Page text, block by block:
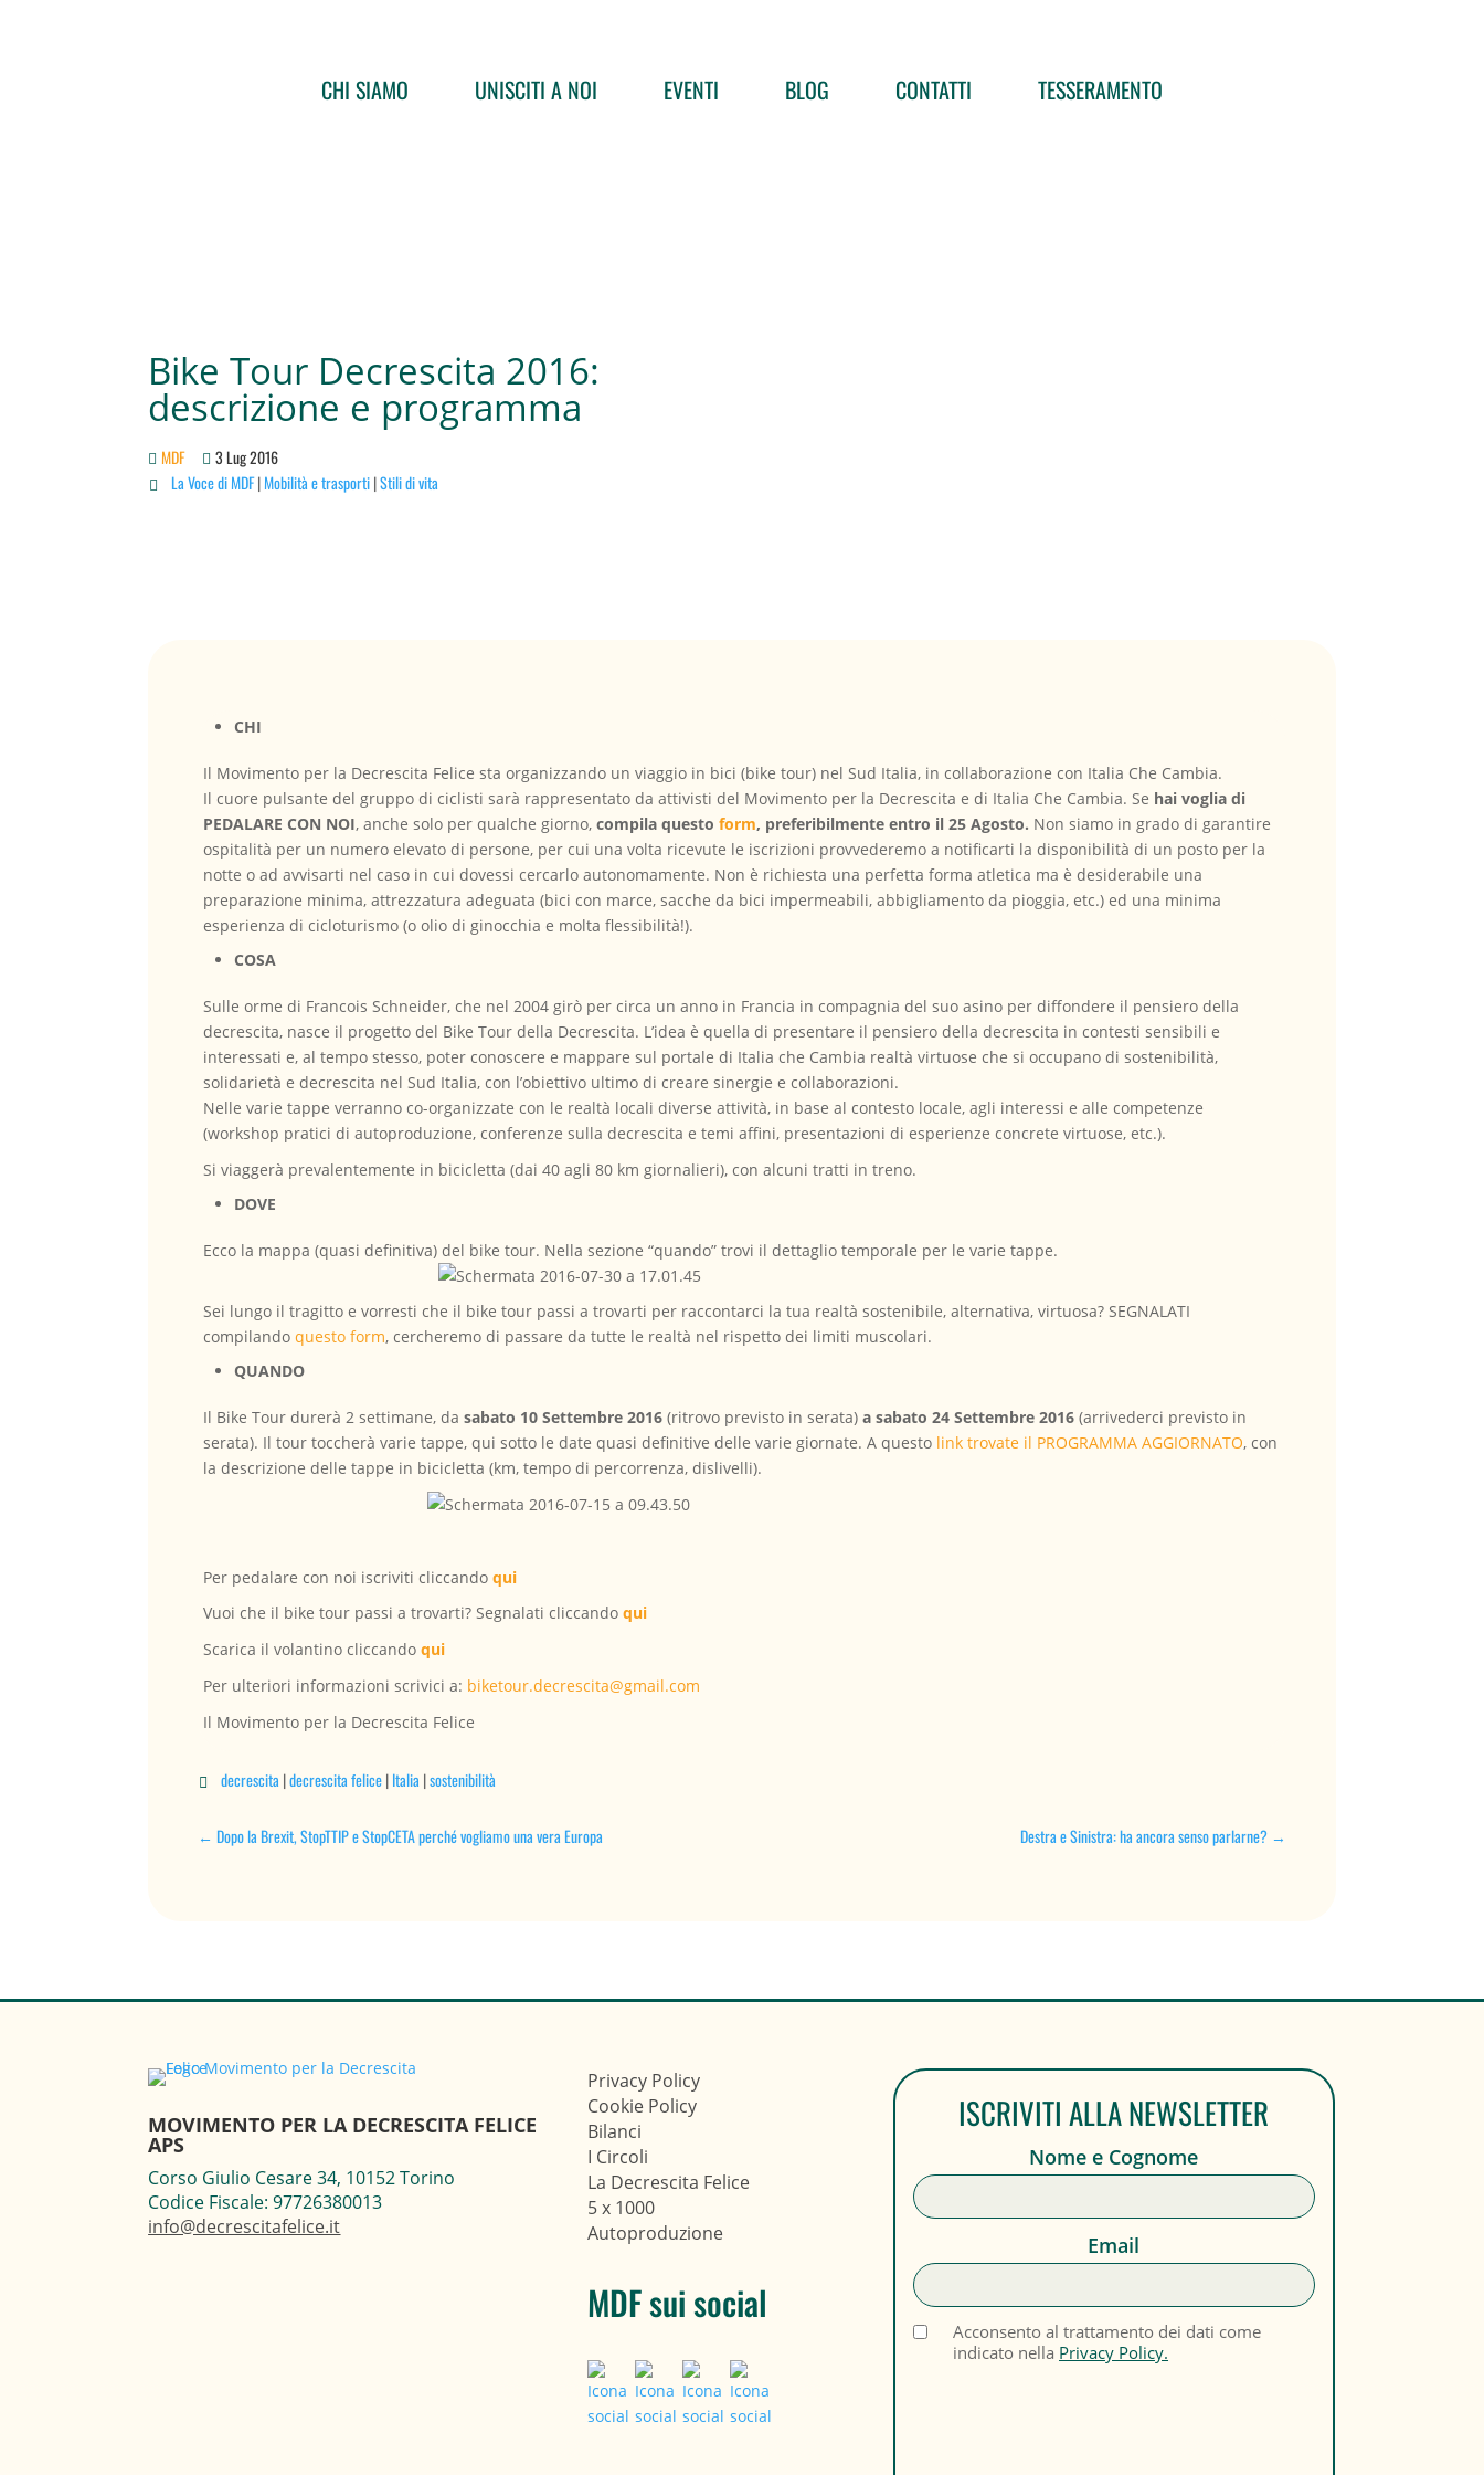
CHI SIAMO UNISCITI A NOI EVENTI BLOG CONTATTI TESSERAMENTO
Bike Tour Decrescita 2016:
descrizione e programma
MDF 3 Lug 2016
 La Voce di MDF|Mobilità e trasporti|Stili di vita
CHI
Il Movimento per la Decrescita Felice sta organizzando un viaggio in bici (bike tour) nel Sud Italia, in collaborazione con Italia Che Cambia.
Il cuore pulsante del gruppo di ciclisti sarà rappresentato da attivisti del Movimento per la Decrescita e di Italia Che Cambia. Se hai voglia di
PEDALARE CON NOI, anche solo per qualche giorno,compila questoform, preferibilmente entro il 25 Agosto. Non siamo in grado di garantire
ospitalità per un numero elevato di persone, per cui una volta ricevute le iscrizioni provvederemo a notificarti la disponibilità di un posto per la
notte o ad avvisarti nel caso in cui dovessi cercarlo autonomamente. Non è richiesta una perfetta forma atletica ma è desiderabile una
preparazione minima, attrezzatura adeguata (bici con marce, sacche da bici impermeabili, abbigliamento da pioggia, etc.) ed una minima
esperienza di cicloturismo (o olio di ginocchia e molta flessibilità!).
COSA
Sulle orme di Francois Schneider, che nel 2004 girò per circa un anno in Francia in compagnia del suo asino per diffondere il pensiero della
decrescita, nasce il progetto del Bike Tour della Decrescita. L’idea è quella di presentare il pensiero della decrescita in contesti sensibili e
interessati e, al tempo stesso, poter conoscere e mappare sul portale di Italia che Cambia realtà virtuose che si occupano di sostenibilità,
solidarietà e decrescita nel Sud Italia, con l’obiettivo ultimo di creare sinergie e collaborazioni.
Nelle varie tappe verranno co-organizzate con le realtà locali diverse attività, in base al contesto locale, agli interessi e alle competenze
(workshop pratici di autoproduzione, conferenze sulla decrescita e temi affini, presentazioni di esperienze concrete virtuose, etc.).
Si viaggerà prevalentemente in bicicletta (dai 40 agli 80 km giornalieri), con alcuni tratti in treno.
DOVE
Ecco la mappa (quasi definitiva) del bike tour. Nella sezione “quando” trovi il dettaglio temporale per le varie tappe.
Sei lungo il tragitto e vorresti che il bike tour passi a trovarti per raccontarci la tua realtà sostenibile, alternativa, virtuosa? SEGNALATI
compilandoquesto form, cercheremo di passare da tutte le realtà nel rispetto dei limiti muscolari.
QUANDO
Il Bike Tour durerà 2 settimane, dasabato 10 Settembre 2016 (ritrovo previsto in serata)a sabato 24 Settembre 2016 (arrivederci previsto in
serata). Il tour toccherà varie tappe, qui sotto le date quasi definitive delle varie giornate. A questo link trovate il PROGRAMMA AGGIORNATO, con
la descrizione delle tappe in bicicletta (km, tempo di percorrenza, dislivelli).
Per pedalare con noi iscriviti cliccandoqui
Vuoi che il bike tour passi a trovarti? Segnalati cliccandoqui
Scarica il volantino cliccandoqui
Per ulteriori informazioni scrivici a: biketour.decrescita@gmail.com
Il Movimento per la Decrescita Felice
 decrescita|decrescita felice|Italia|sostenibilità
←Dopo la Brexit, StopTTIP e StopCETA perché vogliamo una vera Europa Destra e Sinistra: ha ancora senso parlarne?→
MOVIMENTO PER LA DECRESCITA FELICE
APS
Corso Giulio Cesare 34, 10152 Torino
Codice Fiscale: 97726380013
info@decrescitafelice.it
Privacy Policy
Cookie Policy
Bilanci
I Circoli
La Decrescita Felice
5 x 1000
Autoproduzione
MDF sui social
ISCRIVITI ALLA NEWSLETTER
Nome e Cognome
Email
Acconsento al trattamento dei dati come
indicato nella Privacy Policy.